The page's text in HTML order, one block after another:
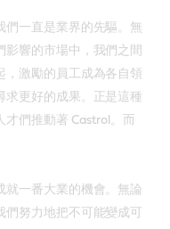
們一直是業界的先驅。無
影響的市場中，我們之間
，激勵的員工成為各自領
求更好的成果。正是這種
才們推動著 Castrol。而
就一番大業的機會。無論
努力地把不可能變成可